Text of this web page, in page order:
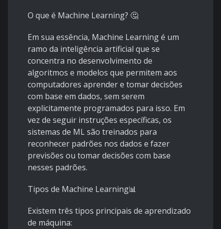
O que é Machine Learning? 🤔
Em sua essência, Machine Learning é um
ramo da inteligência artificial que se
concentra no desenvolvimento de
algoritmos e modelos que permitem aos
computadores aprender e tomar decisões
com base em dados, sem serem
explicitamente programados para isso. Em
vez de seguir instruções específicas, os
sistemas de ML são treinados para
reconhecer padrões nos dados e fazer
previsões ou tomar decisões com base
nesses padrões.
Tipos de Machine Learning📊
Existem três tipos principais de aprendizado
de máquina: